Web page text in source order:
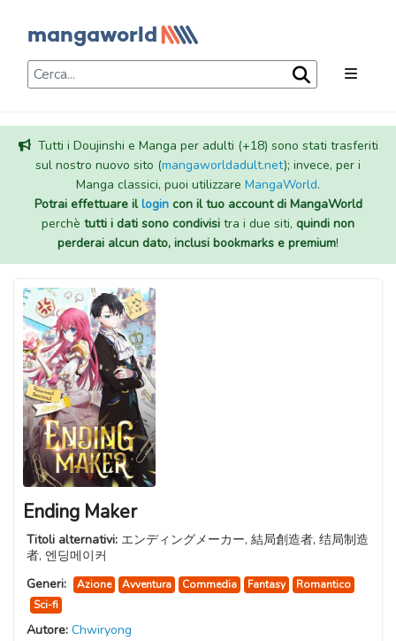
Tutti i Doujinshi e Manga per adulti (+18) sono stati trasferiti
sul nostro nuovo sito (mangaworldadult.net); invece, per i
Manga classici, puoi utilizzare MangaWorld.
Potrai effettuare illogincon il tuo account di MangaWorld
perchè tutti i dati sono condivisi tra i due siti, quindi non
perderai alcun dato, inclusi bookmarks e premium!
Ending Maker
Titoli alternativi: エンディングメーカー, 結局創造者, 结局制造
者, 엔딩메이커
Generi:
Azione Avventura Commedia Fantasy
Romantico
Sci-fi
Autore: Chwiryong